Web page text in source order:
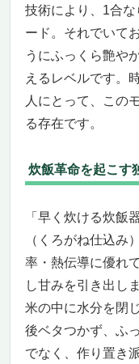
YMZTDDE
量 5L ― 早
“待つ”と
たへ
“買わな
おすすめ
える一台
令和6年産農
「早く炊
に、もう
ったり
内釜のこ
こんな人
「早く炊
技術により、1合
ード。それでいて
うにふっくら艶や
えるレベルです。
人にとって、この
る存在です。
炊飯革命を起こす
「早く炊ける炊飯
（くろがね仕込み
率・熱伝導に優れ
し甘みを引き出し
米の中に水分を閉
後ベタつかず、ふ
でなく、作り置き